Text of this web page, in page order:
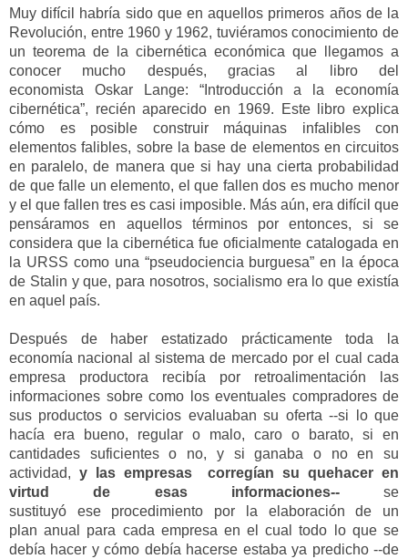
Muy difícil habría sido que en aquellos primeros años de la
Revolución, entre 1960 y 1962, tuviéramos conocimiento de
un teorema de la cibernética económica que llegamos a
conocer mucho después,gracias al libro del
economista Oskar Lange: “Introducción a la economía
cibernética”, recién aparecido en 1969. Este libro explica
cómo es posible construir máquinas infalibles con
elementos falibles, sobre la base de elementos en circuitos
en paralelo, de manera que si hay una cierta probabilidad
de que falle un elemento, el que fallen dos es mucho menor
y el que fallen tres es casi imposible. Más aún, era difícil que
pensáramos en aquellos términos por entonces, si se
considera que la cibernética fue oficialmente catalogada en
la URSS como una “pseudociencia burguesa” en la época
de Stalin y que, para nosotros, socialismo era lo que existía
en aquel país.
Después de haber estatizado prácticamente toda la
economía nacional a l sistema de mercadopor el cual cada
empresa productora recibía por retroalimentación las
informaciones sobre como los eventuales compradores de
sus productos o servicios evaluaban su oferta --si lo que
hacía era bueno, regular o malo, caro o barato, si en
cantidades suficientes o no, y si ganaba o no en su
actividad, y las empresascorregían su quehacer en
virtud de esas informaciones--
se
sustituyó ese procedimiento por la elaboración de un
plananual para cada empresa en el cual todo lo que se
debía hacer ycómo debía hacerse estaba ya predicho--de